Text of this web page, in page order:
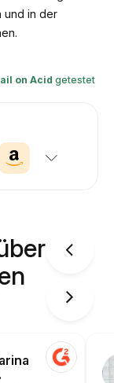
und in der
on Acid getestet